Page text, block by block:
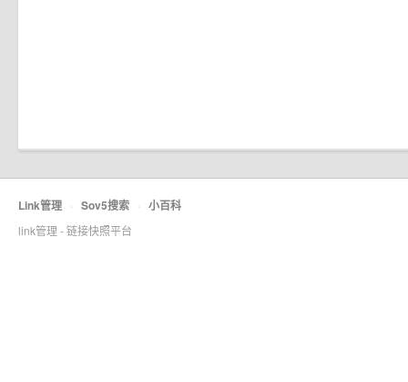
Link管理 · Sov5搜索 · 小百科
link管理 - 链接快照平台